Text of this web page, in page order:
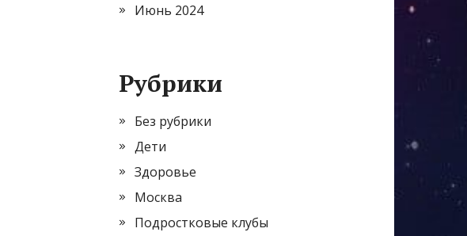
Июнь 2024
Рубрики
Без рубрики
Дети
Здоровье
Москва
Подростковые клубы